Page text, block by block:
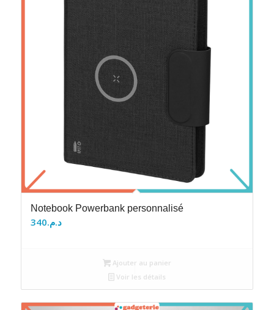
Notebook Powerbank personnalisé
د.م.340
Ajouter au panier
Voir les détails